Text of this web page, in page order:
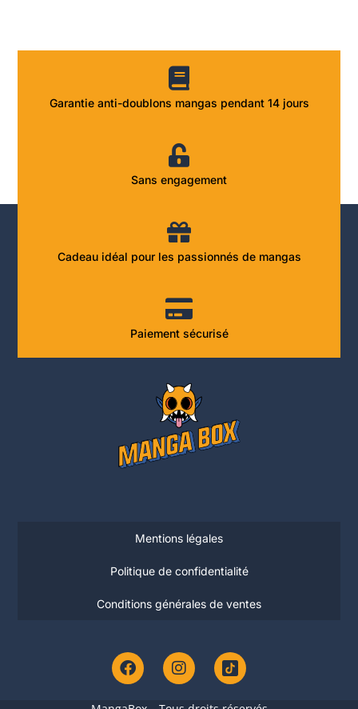
Garantie anti-doublons mangas pendant 14 jours
Sans engagement
Cadeau idéal pour les passionnés de mangas
Paiement sécurisé
Mentions légales
Politique de confidentialité
Conditions générales de ventes